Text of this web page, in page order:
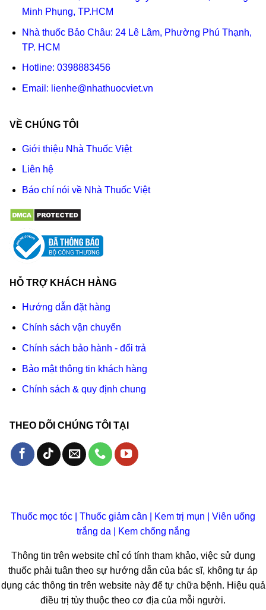
Minh Phụng, TP.HCM
Nhà thuốc Bảo Châu: 24 Lê Lâm, Phường Phú Thạnh,
TP. HCM
Hotline: 0398883456
Email: lienhe@nhathuocviet.vn
VỀ CHÚNG TÔI
Giới thiệu Nhà Thuốc Việt
Liên hệ
Báo chí nói về Nhà Thuốc Việt
HỖ TRỢ KHÁCH HÀNG
Hướng dẫn đặt hàng
Chính sách vận chuyển
Chính sách bảo hành - đổi trả
Bảo mật thông tin khách hàng
Chính sách & quy định chung
THEO DÕI CHÚNG TÔI TẠI
Thuốc mọc tóc Thuốc giảm cân Kem trị mụn
Viên uống
trắng da
Kem chống nắng
Thông tin trên website chỉ có tính tham khảo, việc sử dụng
thuốc phải tuân theo sự hướng dẫn của bác sĩ, không tự áp
dụng các thông tin trên website này để tự chữa bệnh. Hiệu quả
điều trị tùy thuộc theo cơ địa của mỗi người.